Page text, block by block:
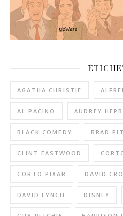
AGATHA CHRISTIE
AL PACINO AUDREY
BLACK COMEDY BRAD
CLINT EASTWOOD
CORTO PIXAR DAVID
DAVID LYNCH DISNEY